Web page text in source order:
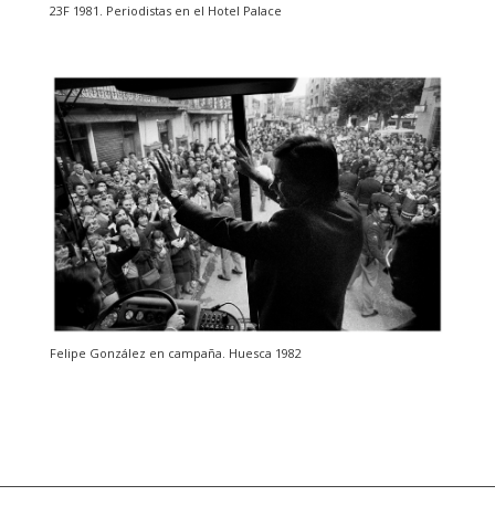
23F 1981. Periodistas en el Hotel Palace
Felipe González en campaña. Huesca 1982